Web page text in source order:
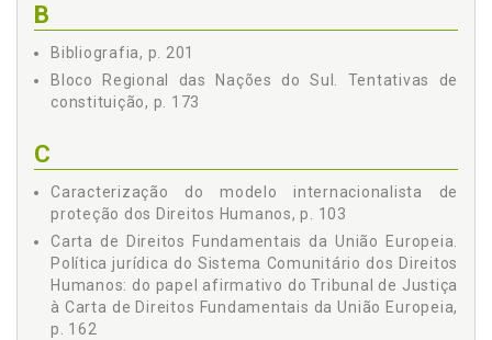
irredutível de Direitos Humanos?, p. 84
1.2.3.3 Consenso sobreposto como estratégia
política de respeito e efetivação dos Direitos
Humanos, p. 93
Capítulo 2 HORIZONTES CONTEMPORÂNEOS DE PROTEÇÃO
DOS DIREITOS HUMANOS E SUAS VICISSITUDES, p. 103
2.1 Caracterização do Modelo Internacionalista de
Proteção dos Direitos Humanos, p. 103
2.1.1 Diferenças entre o Modelo Clássico e o Modelo da
Carta das Nações Unidas de Direito Internacional, p.
107
2.1.1.1 A vinculação cogente da Comunidade
B
Bibliografia, p. 201
Bloco Regional das Nações do Sul. Tentativas de
constituição, p. 173
C
Caracterização do modelo internacionalista de
proteção dos Direitos Humanos, p. 103
Carta de Direitos Fundamentais da União Europeia.
Política jurídica do Sistema Comunitário dos Direitos
Humanos: do papel afirmativo do Tribunal de Justiça
à Carta de Direitos Fundamentais da União Europeia,
p. 162